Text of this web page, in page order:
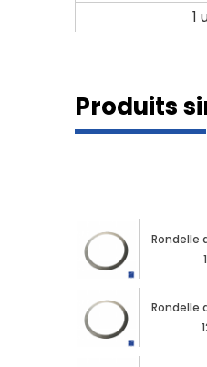
1
Produits
Rondelle
Rondelle